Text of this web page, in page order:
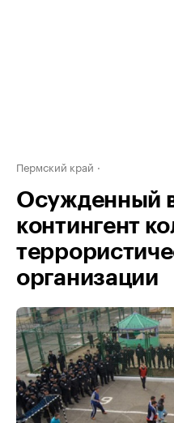
Пермский край
Осужденный
контингент
организации